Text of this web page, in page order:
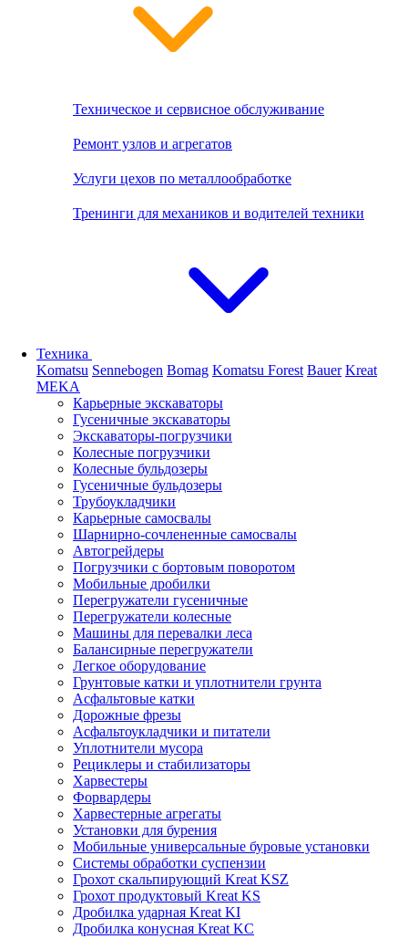
Техническое и сервисное обслуживание
Ремонт узлов и агрегатов
Услуги цехов по металлообработке
Тренинги для механиков и водителей техники
Техника
Komatsu Sennebogen Bomag Komatsu Forest Bauer Kreat
MEKA
Карьерные экскаваторы
Гусеничные экскаваторы
Экскаваторы-погрузчики
Колесные погрузчики
Колесные бульдозеры
Гусеничные бульдозеры
Трубоукладчики
Карьерные самосвалы
Шарнирно-сочлененные cамосвалы
Автогрейдеры
Погрузчики с бортовым поворотом
Мобильные дробилки
Перегружатели гусеничные
Перегружатели колесные
Машины для перевалки леса
Балансирные перегружатели
Легкое оборудование
Грунтовые катки и уплотнители грунта
Асфальтовые катки
Дорожные фрезы
Асфальтоукладчики и питатели
Уплотнители мусора
Рециклеры и стабилизаторы
Харвестеры
Форвардеры
Харвестерные агрегаты
Установки для бурения
Мобильные универсальные буровые установки
Системы обработки суспензии
Грохот скальпирующий Kreat KSZ
Грохот продуктовый Kreat KS
Дробилка ударная Kreat KI
Дробилка конусная Kreat KC